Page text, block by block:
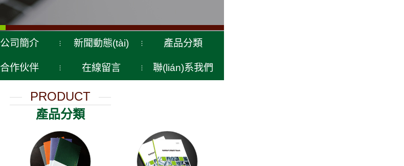
公司簡介 新聞動態(tài) 產品分類
合作伙伴 在線留言 聯(lián)系我們
PRODUCT
產品分類